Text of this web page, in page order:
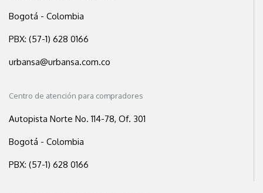
Bogotá - Colombia
PBX: (57-1) 628 0166
urbansa@urbansa.com.co
Centro de atención para compradores
Autopista Norte No. 114-78, Of. 301
Bogotá - Colombia
PBX: (57-1) 628 0166